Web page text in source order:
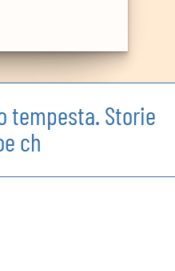
tempesta. Storie
ch